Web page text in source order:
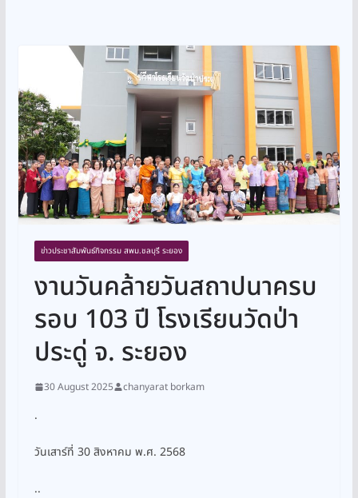
ข่าวประชาสัมพันธ์กิจกรรม สพม.ชลบุรี ระยอง
งานวันคล้ายวันสถาปนาครบ
รอบ 103 ปี โรงเรียนวัดป่า
ประดู่ จ. ระยอง
30 August 2025 chanyarat borkam
.
วันเสาร์ที่ 30 สิงหาคม พ.ศ. 2568
..